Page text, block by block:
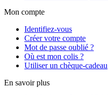
Mon compte
Identifiez-vous
Créer votre compte
Mot de passe oublié ?
Où est mon colis ?
Utiliser un chèque-cadeau
En savoir plus